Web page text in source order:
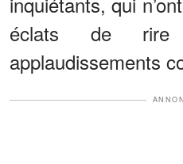
éclats de
applaudissements